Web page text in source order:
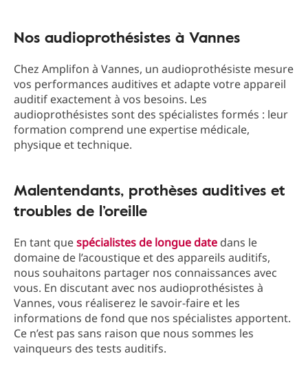
Nos audioprothésistes à Vannes
Chez Amplifon à Vannes, un audioprothésiste mesure
vos performances auditives et adapte votre appareil
auditif exactement à vos besoins. Les
audioprothésistes sont des spécialistes formés : leur
formation comprend une expertise médicale,
physique et technique.
Malentendants, prothèses auditives et
troubles de l’oreille
En tant quespécialistes de longue date dans le
domaine de l’acoustique et des appareils auditifs,
nous souhaitons partager nos connaissances avec
vous. En discutant avec nos audioprothésistes à
Vannes, vous réaliserez le savoir-faire et les
informations de fond que nos spécialistes apportent.
Ce n’est pas sans raison que nous sommes les
vainqueurs des tests auditifs.